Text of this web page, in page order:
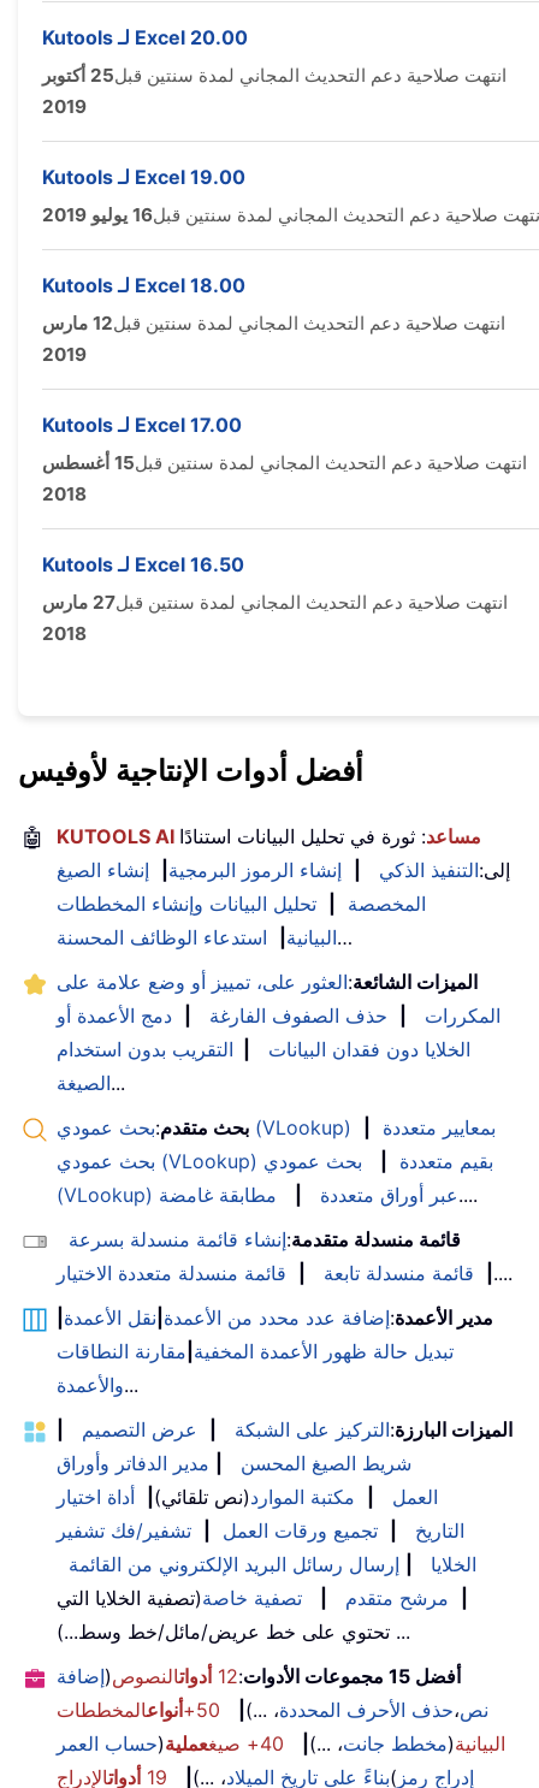
Kutools لـ Excel 20.00
انتهت صلاحية دعم التحديث المجاني لمدة سنتين قبل
25 أكتوبر
2019
Kutools لـ Excel 19.00
صلاحية دعم التحديث المجاني لمدة سنتين قبل16 يوليو 2019
Kutools لـ Excel 18.00
انتهت صلاحية دعم التحديث المجاني لمدة سنتين قبل
12 مارس
2019
Kutools لـ Excel 17.00
انتهت صلاحية دعم التحديث المجاني لمدة سنتين قبل
15 أغسطس
2018
Kutools لـ Excel 16.50
انتهت صلاحية دعم التحديث المجاني لمدة سنتين قبل
27 مارس
2018
أفضل أدوات الإنتاجية لأوفيس
🤖 KUTOOLS AI مساعد: ثورة في تحليل البيانات استنادًا
إلى:التنفيذ الذكي إنشاء الرموز البرمجية
إنشاء الصيغ
المخصصة
تحليل البيانات وإنشاء المخططات
البيانية
استدعاء الوظائف المحسنة
…
الميزات الشائعة:العثور على، تمييز أو وضع علامة على
المكررات
حذف الصفوف الفارغة
دمج الأعمدة أو
الخلايا دون فقدان البيانات
التقريب بدون استخدام
الصيغة...
بحث متقدم: بحث عمودي (VLookup) بمعايير متعددة
بحث عمودي (VLookup) بقيم متعددة
بحث عمودي
(VLookup) عبر أوراق متعددة
مطابقة غامضة
....
قائمة منسدلة متقدمة:إنشاء قائمة منسدلة بسرعة
قائمة منسدلة تابعة قائمة منسدلة متعددة الاختيار
....
مدير الأعمدة:إضافة عدد محدد من الأعمدة نقل الأعمدة
تبديل حالة ظهور الأعمدة المخفية مقارنة النطاقات
والأعمدة...
الميزات البارزة:التركيز على الشبكة عرض التصميم
شريط الصيغ المحسن
مدير الدفاتر وأوراق
العمل
مكتبة الموارد(نص تلقائي)
أداة اختيار
التاريخ
تجميع ورقات العمل
تشفير/فك تشفير
الخلايا
إرسال رسائل البريد الإلكتروني من القائمة
مرشح متقدم تصفية خاصة(تصفية الخلايا التي
تحتوي على خط عريض/مائل/خط وسط...) ...
أفضل 15 مجموعات الأدوات
:
12 أدواتالنصوص(إضافة
نص،حذف الأحرف المحددة، ...) 50+ أنواعالمخططات
البيانية(مخطط جانت، ...) 40+ صيغ عملية(حساب العمر
بناءً على تاريخ الميلاد، ...) 19 أدواتالإدراج ( إدراج رمز